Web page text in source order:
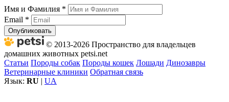
Имя и Фамилия *
Email *
Опубликовать
© 2013-2026 Пространство для владельцев
домашних животных petsi.net
Статьи Породы собак Породы кошек Лошади Динозавры
Ветеринарные клиники Обратная связь
Язык: RU | UA